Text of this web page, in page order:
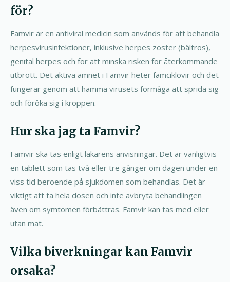
för?
Famvir är en antiviral medicin som används för att behandla
herpesvirusinfektioner, inklusive herpes zoster (bältros),
genital herpes och för att minska risken för återkommande
utbrott. Det aktiva ämnet i Famvir heter famciklovir och det
fungerar genom att hämma virusets förmåga att sprida sig
och föröka sig i kroppen.
Hur ska jag ta Famvir?
Famvir ska tas enligt läkarens anvisningar. Det är vanligtvis
en tablett som tas två eller tre gånger om dagen under en
viss tid beroende på sjukdomen som behandlas. Det är
viktigt att ta hela dosen och inte avbryta behandlingen
även om symtomen förbättras. Famvir kan tas med eller
utan mat.
Vilka biverkningar kan Famvir
orsaka?